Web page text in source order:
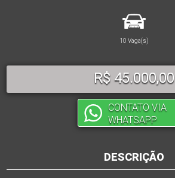
10 Vaga(s)
R$ 45.000,00
CONTATO VIA
WHATSAPP
DESCRIÇÃO